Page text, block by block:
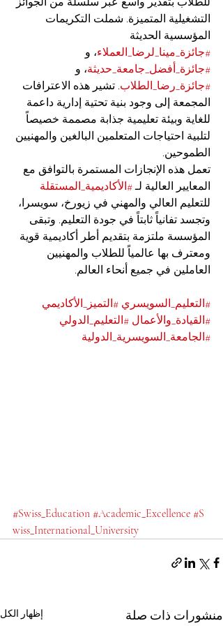
التشغيلية المتميزة. شملت التكريمات
المؤسسية الحديثة
#جائزة_مينا_لرضا_العملاء، و
#جائزة_أفضل_جامعة_حديثة، و
#جائزة_رضا_الطلاب. تشير هذه الاعترافات
المجمعة إلى وجود بنية تحتية إدارية داعمة
للغاية وبيئة تعليمية جذابة مصممة خصيصاً
لتلبية احتياجات المتعلمين البالغين والمهنيين
الطموحين.
تعمل هذه الإنجازات المستمرة بالتوافق مع
المعايير العالية لـ #الأكاديمية_المستقلة
للتعليم العالي والمهني في زيورخ، سويسرا،
وتجسد تفانياً ثابتاً في جودة التعليم. وتبقى
المؤسسة ملتزمة بتقديم أطر أكاديمية قوية
ومعترف بها عالمياً للطلاب والمهنيين
العاملين في جميع أنحاء العالم.
#التعليم_السويسري #التميز_الأكاديمي
#القيادة_والأعمال #التعليم_الدولي
#الجامعة_السويسرية_الدولية
#Swiss_Education #Academic_Excellence #S
wiss_International_University
منشورات ذات صلة إظهار الكل